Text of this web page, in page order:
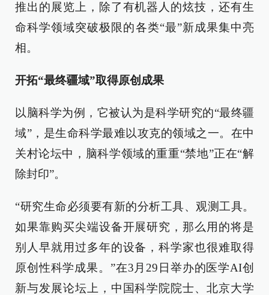
推出的展览上，除了有机器人的炫技，还有生
命科学领域突破极限的各类“最”新成果集中亮
相。
开拓“最终疆域”取得原创成果
以脑科学为例，它被认为是科学研究的“最终疆
域”，是生命科学最难以攻克的领域之一。在中
关村论坛中，脑科学领域的重重“禁地”正在“解
除封印”。
“研究生命必须要有新的分析工具、观测工具。
如果靠购买尖端设备开展研究，那么用的将是
别人早就用过多年的设备，科学家也很难取得
原创性科学成果。”在3月29日举办的医学AI创
新与发展论坛上，中国科学院院士、北京大学